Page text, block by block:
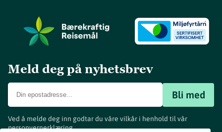
Meld deg på nyhetsbrev
Bli med
Ved å melde deg inn godtar du våre vilkår i henhold til vår
personvernerklæring.